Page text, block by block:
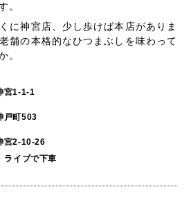
。
に神宮店、少し歩けば本店がありま
舗の本格的なひつまぶしを味わって
。
宮1-1-1
戸町503
宮2-10-26
ライブで下車